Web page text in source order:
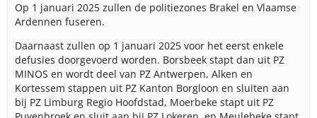
Op 1 januari 2025 zullen de politiezones Brakel en Vlaamse
Ardennen fuseren.
Daarnaast zullen op 1 januari 2025 voor het eerst enkele
defusies doorgevoerd worden. Borsbeek stapt dan uit PZ
MINOS en wordt deel van PZ Antwerpen, Alken en
Kortessem stappen uit PZ Kanton Borgloon en sluiten aan
bij PZ Limburg Regio Hoofdstad, Moerbeke stapt uit PZ